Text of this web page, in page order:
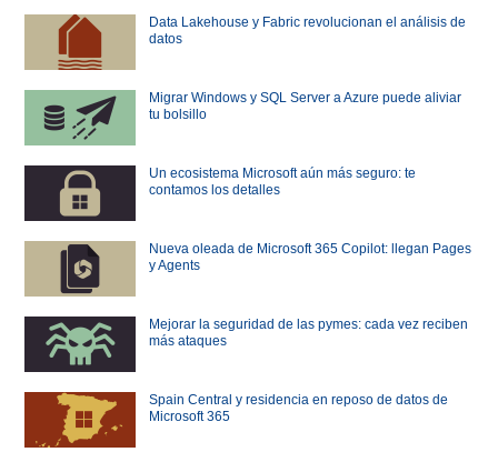
Data Lakehouse y Fabric revolucionan el análisis de
datos
Migrar Windows y SQL Server a Azure puede aliviar
tu bolsillo
Un ecosistema Microsoft aún más seguro: te
contamos los detalles
Nueva oleada de Microsoft 365 Copilot: llegan Pages
y Agents
Mejorar la seguridad de las pymes: cada vez reciben
más ataques
Spain Central y residencia en reposo de datos de
Microsoft 365